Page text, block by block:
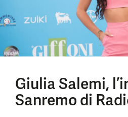
Giulia Salemi,
Sanremo di